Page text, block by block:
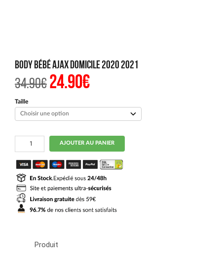
Body bébé Ajax Domicile 2020 2021
34.90€Le
prix
était :
34.90€.
24.90€Le
prix
est :
24.90€.
Taille
quantité
Body
bébé
Ajax
Domicile
2020
2021
AJOUTER AU PANIER
Produit